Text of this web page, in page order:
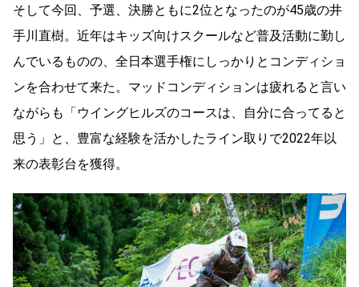
そして今回、予選、決勝ともに2位となったのが45歳の井
手川直樹。近年はキッズ向けスクールなど普及活動に勤し
んでいるものの、全日本選手権にしっかりとコンディショ
ンを合わせて来た。マッドコンディションは疲れると言い
ながらも「ウイングヒルズのコースは、自分に合ってると
思う」と、豊富な経験を活かしたライン取りで2022年以
来の表彰台を獲得。